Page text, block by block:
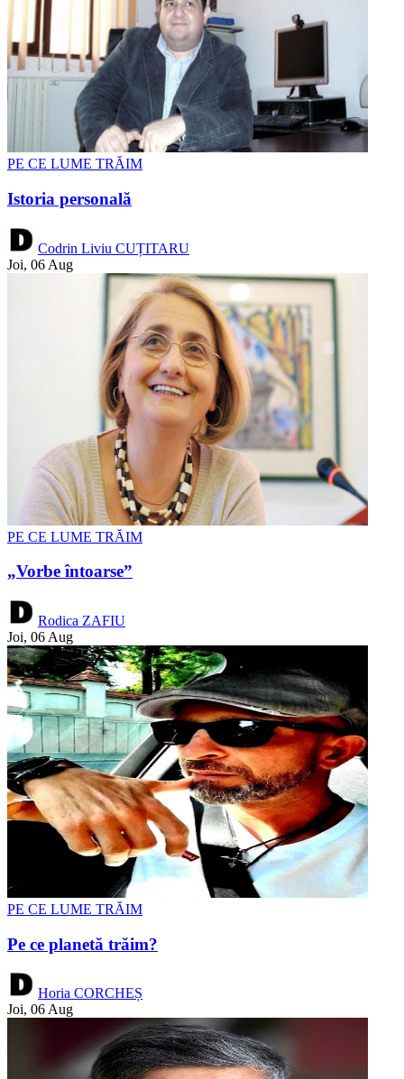
PE CE LUME TRĂIM
Istoria personală
Codrin Liviu CUȚITARU
Joi, 06 Aug
PE CE LUME TRĂIM
„Vorbe întoarse”
Rodica ZAFIU
Joi, 06 Aug
PE CE LUME TRĂIM
Pe ce planetă trăim?
Horia CORCHEȘ
Joi, 06 Aug